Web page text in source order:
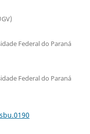
Federal do Paraná
Federal do Paraná